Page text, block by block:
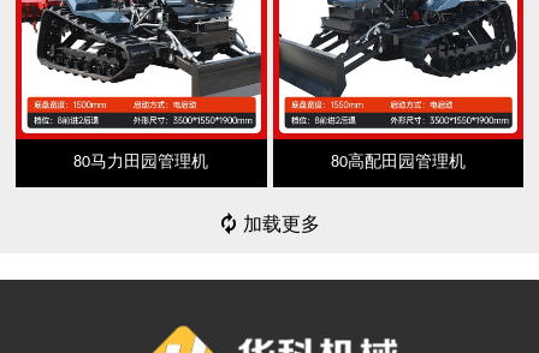
80马力田园管理机 80高配田园管理机
 加载更多